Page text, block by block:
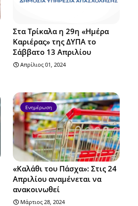
Στα Τρίκαλα η 29η «Ημέρα
Καριέρας» της ΔΥΠΑ το
Σάββατο 13 Απριλίου
Απρίλιος 01, 2024
Ενημέρωση
«Καλάθι του Πάσχα»: Στις 24
Απριλίου αναμένεται να
ανακοινωθεί
Μάρτιος 28, 2024